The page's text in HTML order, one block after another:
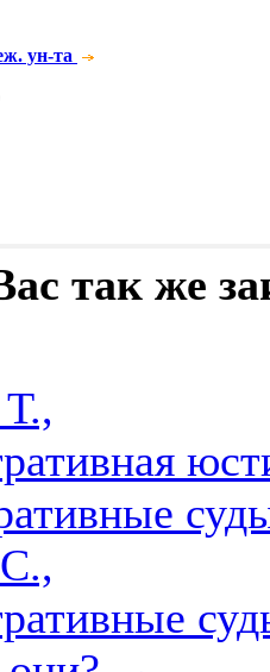
ун-та
так же